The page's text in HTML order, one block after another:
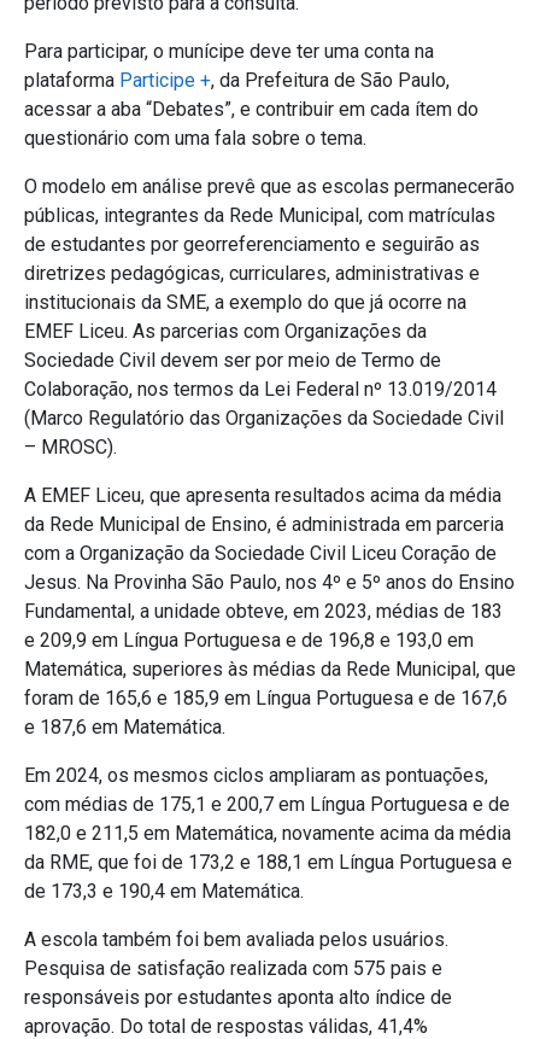
Para participar, o munícipe deve ter uma conta na
plataforma Participe +, da Prefeitura de São Paulo,
acessar a aba “Debates”, e contribuir em cada ítem do
questionário com uma fala sobre o tema.
O modelo em análise prevê que as escolas permanecerão
públicas, integrantes da Rede Municipal, com matrículas
de estudantes por georreferenciamento e seguirão as
diretrizes pedagógicas, curriculares, administrativas e
institucionais da SME, a exemplo do que já ocorre na
EMEF Liceu. As parcerias com Organizações da
Sociedade Civil devem ser por meio de Termo de
Colaboração, nos termos da Lei Federal nº 13.019/2014
(Marco Regulatório das Organizações da Sociedade Civil
– MROSC).
A EMEF Liceu, que apresenta resultados acima da média
da Rede Municipal de Ensino, é administrada em parceria
com a Organização da Sociedade Civil Liceu Coração de
Jesus. Na Provinha São Paulo, nos 4º e 5º anos do Ensino
Fundamental, a unidade obteve, em 2023, médias de 183
e 209,9 em Língua Portuguesa e de 196,8 e 193,0 em
Matemática, superiores às médias da Rede Municipal, que
foram de 165,6 e 185,9 em Língua Portuguesa e de 167,6
e 187,6 em Matemática.
Em 2024, os mesmos ciclos ampliaram as pontuações,
com médias de 175,1 e 200,7 em Língua Portuguesa e de
182,0 e 211,5 em Matemática, novamente acima da média
da RME, que foi de 173,2 e 188,1 em Língua Portuguesa e
de 173,3 e 190,4 em Matemática.
A escola também foi bem avaliada pelos usuários.
Pesquisa de satisfação realizada com 575 pais e
responsáveis por estudantes aponta alto índice de
aprovação. Do total de respostas válidas, 41,4%